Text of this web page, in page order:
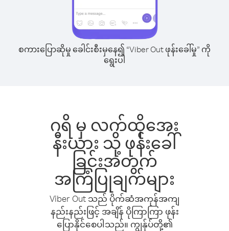
စကားပြောဆိုမှု ခေါင်းစီးမှနေ၍ “Viber Out ဖုန်းခေါ်မှု” ကို
ရွေးပါ
ဂရိ မှ လက်ထိုအေး
နီးယား သို့ ဖုန်းခေါ်
ခြင်းအတွက်
အကြံပြုချက်များ
Viber Out သည် ပိုက်ဆံအကုန်အကျ
နည်းနည်းဖြင့် အချိန် ပိုကြာကြာ ဖုန်း
ပြောနိုင်စေပါသည်။ ကျွန်ုပ်တို့၏